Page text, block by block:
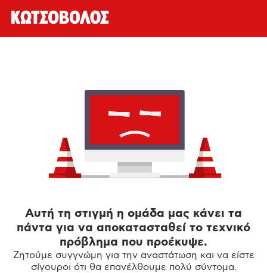
Αυτή τη στιγμή η ομάδα μας κάνει τα
πάντα για να αποκατασταθεί το τεχνικό
πρόβλημα που προέκυψε.
Ζητούμε συγγνώμη για την αναστάτωση και να είστε
σίγουροι ότι θα επανέλθουμε πολύ σύντομα.